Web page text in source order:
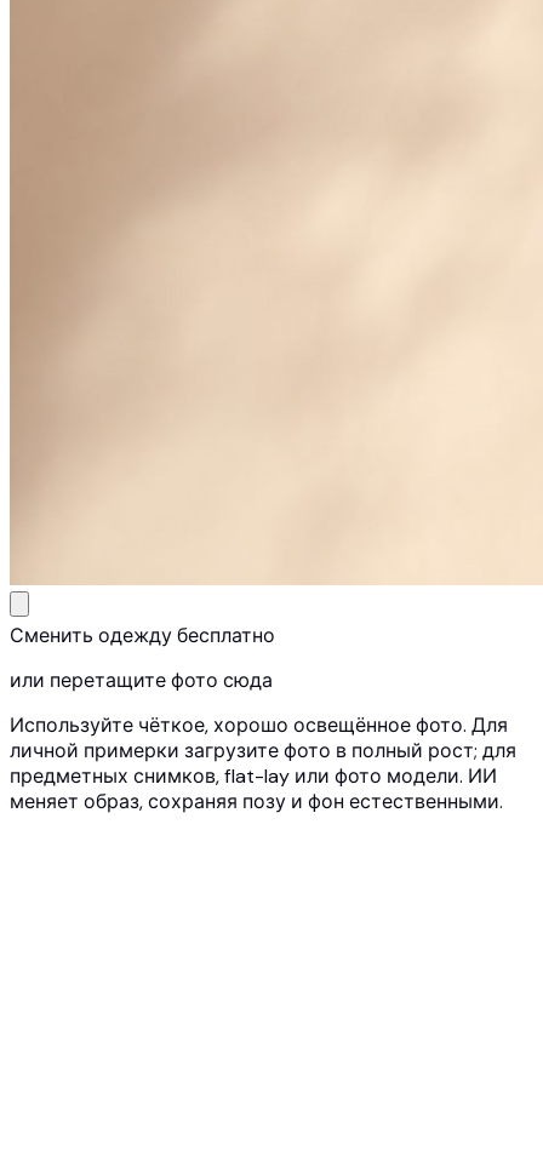
Сменить одежду бесплатно
или перетащите фото сюда
Используйте чёткое, хорошо освещённое фото. Для
личной примерки загрузите фото в полный рост; для
предметных снимков, flat-lay или фото модели. ИИ
меняет образ, сохраняя позу и фон естественными.